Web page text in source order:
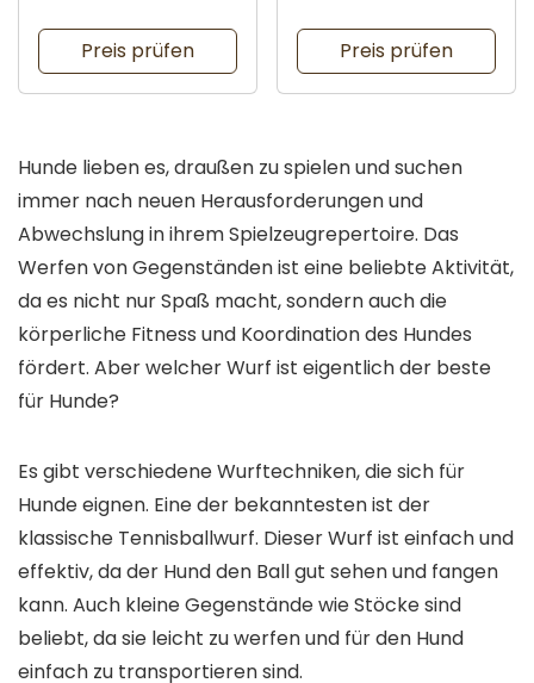
Preis prüfen
Preis prüfen
Hunde lieben es, draußen zu spielen und suchen
immer nach neuen Herausforderungen und
Abwechslung in ihrem Spielzeugrepertoire. Das
Werfen von Gegenständen ist eine beliebte Aktivität,
da es nicht nur Spaß macht, sondern auch die
körperliche Fitness und Koordination des Hundes
fördert. Aber welcher Wurf ist eigentlich der beste
für Hunde?
Es gibt verschiedene Wurftechniken, die sich für
Hunde eignen. Eine der bekanntesten ist der
klassische Tennisballwurf. Dieser Wurf ist einfach und
effektiv, da der Hund den Ball gut sehen und fangen
kann. Auch kleine Gegenstände wie Stöcke sind
beliebt, da sie leicht zu werfen und für den Hund
einfach zu transportieren sind.